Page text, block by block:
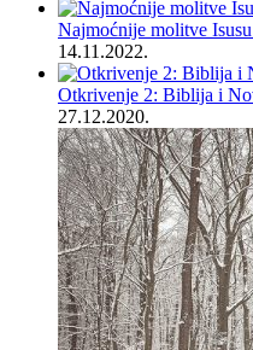
Najmoćnije molitve
14.11.2022.
Otkrivenje 2: Biblija i
27.12.2020.